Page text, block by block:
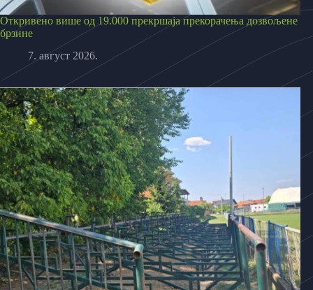
Откривено више од 19.000 прекршаја прекорачења дозвољене
брзине
7. август 2026.